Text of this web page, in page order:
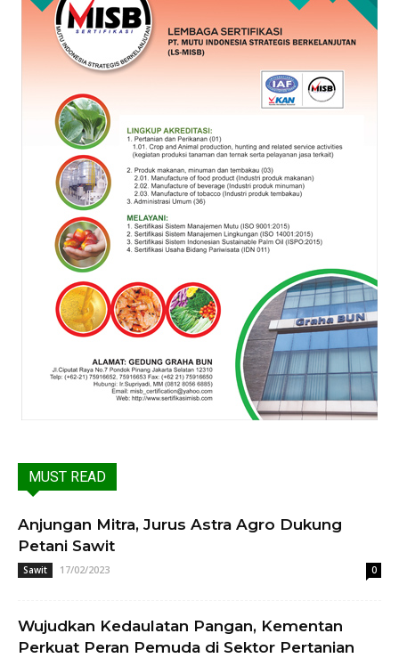
MUST READ
Anjungan Mitra, Jurus Astra Agro Dukung
Petani Sawit
Sawit 17/02/2023 0
Wujudkan Kedaulatan Pangan, Kementan
Perkuat Peran Pemuda di Sektor Pertanian